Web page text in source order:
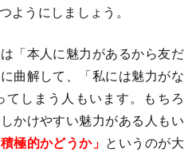
ようにしましょう。
「本人に魅力があるから友だ
曲解して、「私には魅力がな
しまう人もいます。もちろ
かけやすい魅力がある人もい
積極的かどうか」 というのが大